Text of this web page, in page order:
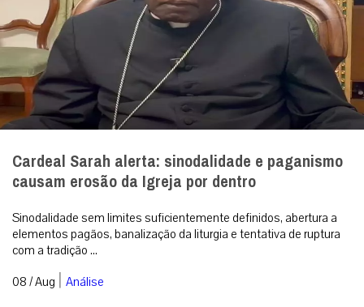
Cardeal Sarah alerta: sinodalidade e paganismo
causam erosão da Igreja por dentro
Sinodalidade sem limites suficientemente definidos, abertura a
elementos pagãos, banalização da liturgia e tentativa de ruptura
com a tradição ...
08 / Aug | Análise